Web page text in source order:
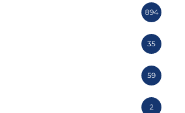
894
35
59
2